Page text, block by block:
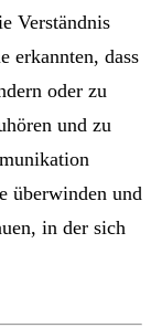
Verständnis
erkannten, dass
oder zu
und zu
überwinden und
in der sich